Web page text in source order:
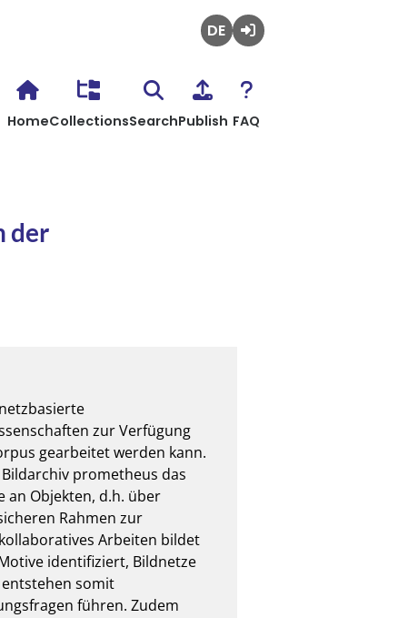
HomeCollectionsSearchPublish FAQ
der
zur Verfügung
gearbeitet werden kann.
prometheus das
an Objekten, d.h. über
Rahmen zur
Arbeiten bildet
identifiziert, Bildnetze
somit
führen. Zudem